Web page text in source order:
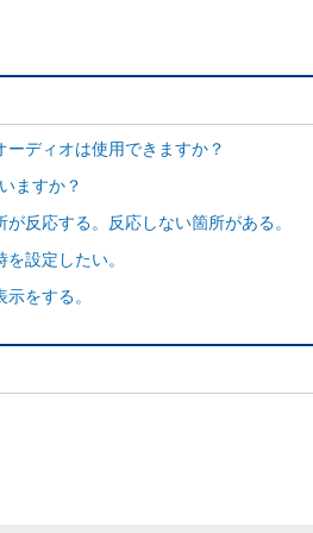
ディオは使用できますか？
ますか？
反応する。反応しない箇所がある。
設定したい。
をする。